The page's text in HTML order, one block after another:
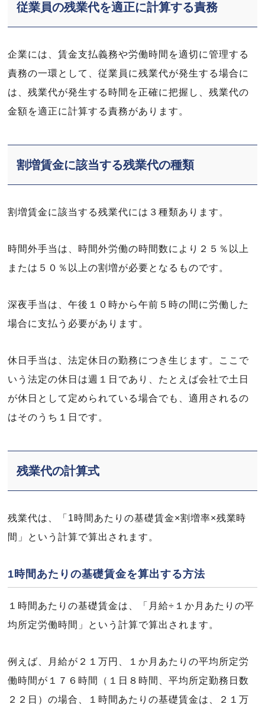
従業員の残業代を適正に計算する責務
企業には、賃金支払義務や労働時間を適切に管理する
責務の一環として、従業員に残業代が発生する場合に
は、残業代が発生する時間を正確に把握し、残業代の
金額を適正に計算する責務があります。
割増賃金に該当する残業代の種類
割増賃金に該当する残業代には３種類あります。
時間外手当は、時間外労働の時間数により２５％以上
または５０％以上の割増が必要となるものです。
深夜手当は、午後１０時から午前５時の間に労働した
場合に支払う必要があります。
休日手当は、法定休日の勤務につき生じます。ここで
いう法定の休日は週１日であり、たとえば会社で土日
が休日として定められている場合でも、適用されるの
はそのうち１日です。
残業代の計算式
残業代は、「1時間あたりの基礎賃金×割増率×残業時
間」という計算で算出されます。
1時間あたりの基礎賃金を算出する方法
１時間あたりの基礎賃金は、「月給÷１か月あたりの平
均所定労働時間」という計算で算出されます。
例えば、月給が２１万円、１か月あたりの平均所定労
働時間が１７６時間（１日８時間、平均所定勤務日数
２２日）の場合、１時間あたりの基礎賃金は、２１万